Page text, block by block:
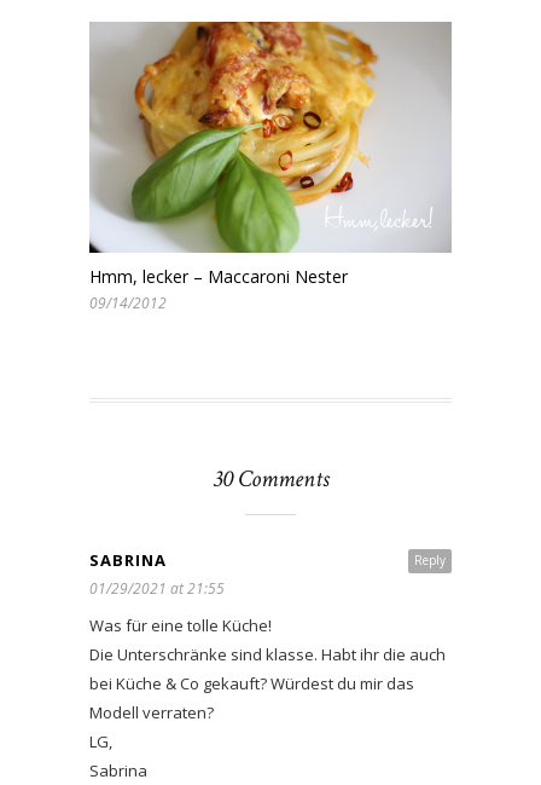
Hmm, lecker – Maccaroni Nester
09/14/2012
30 Comments
Reply
SABRINA
01/29/2021 at 21:55
Was für eine tolle Küche!
Die Unterschränke sind klasse. Habt ihr die auch
bei Küche & Co gekauft? Würdest du mir das
Modell verraten?
LG,
Sabrina